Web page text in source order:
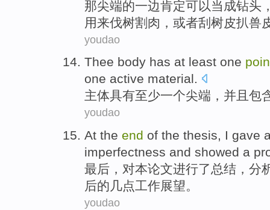
那尖端的一边肯定可以 当成钻头
用来伐树割 肉 ， 或者刮 树皮扒兽
youdao
Thee body has at least one
one active material.
主体具有至少一个尖端 ， 并且 包
youdao
At the end of the thesis, I gave
imperfectness and showed a
最后 ，对本论文进行了总结 ，分
后的 几点工作展望。
youdao